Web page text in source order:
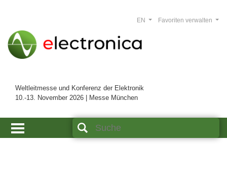
Weltleitmesse und Konferenz der Elektronik
10.-13. November 2026 | Messe München
Favoriten verwalten
EN